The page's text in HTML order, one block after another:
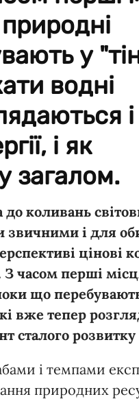
у
водні
і як
загалом.
до коливань
звичними і для
цінові
часом перші
що перебувають
вже тепер
сталого
і темпами
природних